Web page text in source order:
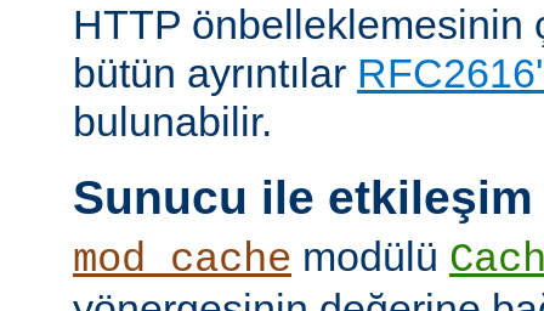
HTTP önbelleklemesinin
bütün ayrıntılar
bulunabilir.
Sunucu ile etkileşim
mod_cache modülü